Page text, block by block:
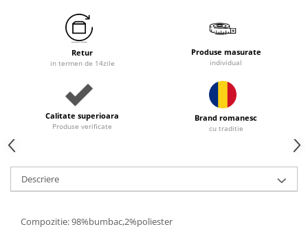
Retur
in termen de 14zile
Produse masurate
individual
Calitate superioara
Produse verificate
Brand romanesc
cu traditie
Descriere
Compozitie: 98%bumbac,2%poliester